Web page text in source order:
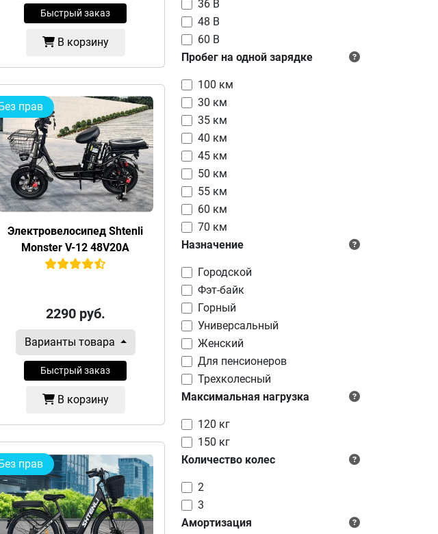
Быстрый заказ
В корзину
Без прав
Электровелосипед Shtenli
Monster V-12 48V20A
2290руб.
Варианты товара
Быстрый заказ
В корзину
прав
36 В
48 В
60 В
Пробег на одной зарядке
100 км
30 км
35 км
40 км
45 км
50 км
55 км
60 км
70 км
Назначение
Городской
Фэт-байк
Горный
Универсальный
Женский
Для пенсионеров
Трехколесный
Максимальная нагрузка
120 кг
150 кг
Количество колес
2
3
Амортизация